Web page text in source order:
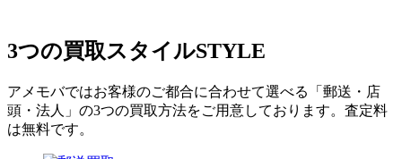
3つの買取スタイルSTYLE
アメモバではお客様のご都合に合わせて選べる「郵送・店
頭・法人」の3つの買取方法をご用意しております。査定料
は無料です。